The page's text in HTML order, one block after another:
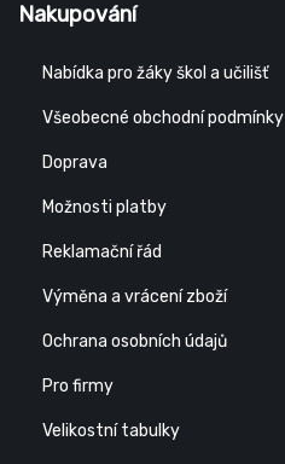
Nakupování
Nabídka pro žáky škol a učilišť
Všeobecné obchodní podmínky
Doprava
Možnosti platby
Reklamační řád
Výměna a vrácení zboží
Ochrana osobních údajů
Pro firmy
Velikostní tabulky